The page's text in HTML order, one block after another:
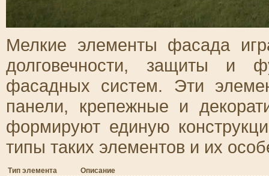
Мелкие элементы фасада
долговечности, защиты и
фасадных систем. Эти
панели, крепежные и
формируют единую
типы таких элементов и их
Тип элемента Описание